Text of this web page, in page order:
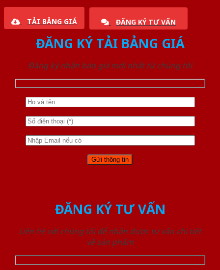
TẢI BẢNG GIÁ ĐĂNG KÝ TƯ VẤN
ĐĂNG KÝ TẢI BẢNG GIÁ
Đăng ký nhận báo giá mới nhất từ chúng tôi
ĐĂNG KÝ TƯ VẤN
Liên hệ với chúng tôi để nhận được tư vấn chi tiết
về sản phẩm